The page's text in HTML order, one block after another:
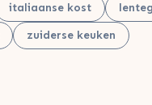
italiaanse kost
zuiderse keuken